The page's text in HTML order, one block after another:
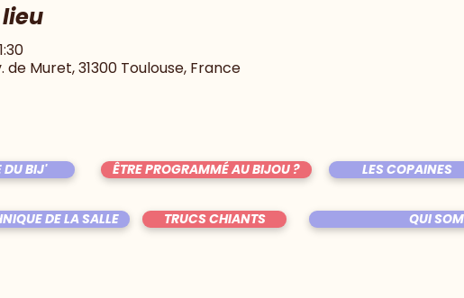
de Muret, 31300 Toulouse, France
DU BIJ' ÊTRE PROGRAMMÉ AU BIJOU ? LES COPAINES
DE LA SALLE TRUCS CHIANTS QUI